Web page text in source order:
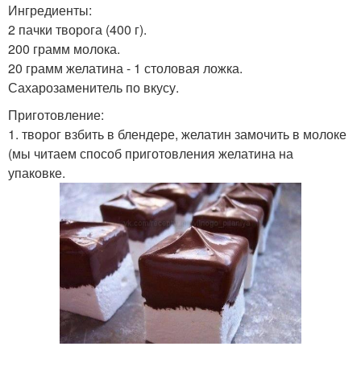
Ингредиенты:
2 пачки творога (400 г).
200 грамм молока.
20 грамм желатина - 1 столовая ложка.
Сахарозаменитель по вкусу.
Приготовление:
1. творог взбить в блендере, желатин замочить в молоке
(мы читаем способ приготовления желатина на
упаковке.